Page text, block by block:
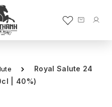
Royal Salute 24
| 40%)